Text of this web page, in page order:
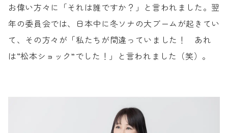
お偉い方々に 「それは誰ですか？」と言われました。 翌
年の委員会では、
日本中に冬ソナの大ブームが起きてい
て、 その方々が「私たちが間違っていました！ あれ
は“松本ショック”でした！」と言われました（笑）。